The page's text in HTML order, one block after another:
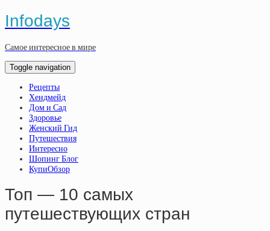
Infodays
Самое интересное в мире
Toggle navigation
Рецепты
Хендмейд
Дом и Сад
Здоровье
Женский Гид
Путешествия
Интересно
Шопинг Блог
КупиОбзор
Топ — 10 самых
путешествующих стран